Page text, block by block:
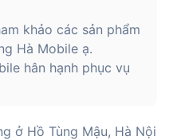
khảo các sản phẩm
Hà Mobile ạ.
hân hạnh phục vụ
ở Hồ Tùng Mậu, Hà Nội